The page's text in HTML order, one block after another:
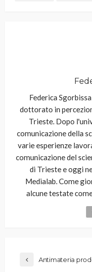
Federica
dottorato in
Trieste. Dopo
comunicazione della
varie esperienze
comunicazione del
di Trieste e oggi
Medialab. Come
alcune testate
Antimateria